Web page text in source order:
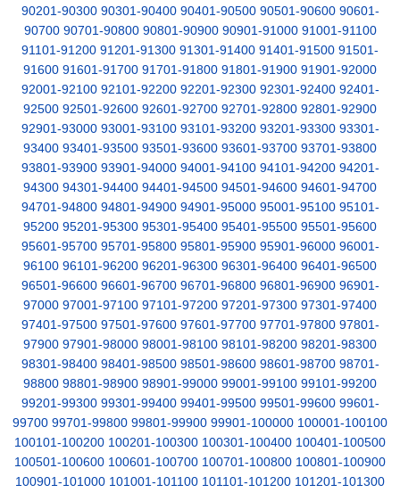
90201-90300 90301-90400 90401-90500 90501-90600 90601-
90700 90701-90800 90801-90900 90901-91000 91001-91100
91101-91200 91201-91300 91301-91400 91401-91500 91501-
91600 91601-91700 91701-91800 91801-91900 91901-92000
92001-92100 92101-92200 92201-92300 92301-92400 92401-
92500 92501-92600 92601-92700 92701-92800 92801-92900
92901-93000 93001-93100 93101-93200 93201-93300 93301-
93400 93401-93500 93501-93600 93601-93700 93701-93800
93801-93900 93901-94000 94001-94100 94101-94200 94201-
94300 94301-94400 94401-94500 94501-94600 94601-94700
94701-94800 94801-94900 94901-95000 95001-95100 95101-
95200 95201-95300 95301-95400 95401-95500 95501-95600
95601-95700 95701-95800 95801-95900 95901-96000 96001-
96100 96101-96200 96201-96300 96301-96400 96401-96500
96501-96600 96601-96700 96701-96800 96801-96900 96901-
97000 97001-97100 97101-97200 97201-97300 97301-97400
97401-97500 97501-97600 97601-97700 97701-97800 97801-
97900 97901-98000 98001-98100 98101-98200 98201-98300
98301-98400 98401-98500 98501-98600 98601-98700 98701-
98800 98801-98900 98901-99000 99001-99100 99101-99200
99201-99300 99301-99400 99401-99500 99501-99600 99601-
99700 99701-99800 99801-99900 99901-100000 100001-100100
100101-100200 100201-100300 100301-100400 100401-100500
100501-100600 100601-100700 100701-100800 100801-100900
100901-101000 101001-101100 101101-101200 101201-101300